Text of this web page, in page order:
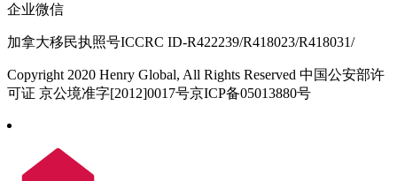
企业微信
加拿大移民执照号ICCRC ID-R422239/R418023/R418031/
Copyright 2020 Henry Global, All Rights Reserved 中国公安部许
可证 京公境准字[2012]0017号京ICP备05013880号